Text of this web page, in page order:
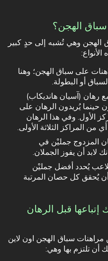
الهجن؟
الهجن وهي تُشبه إلى حدٍ كبير
على سباق الهجن؛ وهنا
أو البطولة.
رهان (آسيان هانديكاب)
حينما يُريدون الرهان على
الأول. وفي هذا الرهان
المراكز الثلاثة الأولى.
المزدوج جمليْن في
لابد أن يفوز الجملان.
يُحدد أفضل جمليْن
أن يُحقق كل حصان المرتبة
قبل الرهان
مراهنات سباق الهجن اون لاين
أن تلتزم بها وهي: